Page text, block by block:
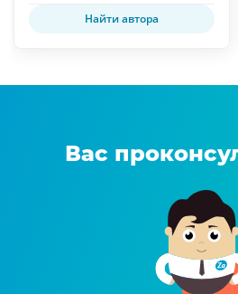
Найти автора
Вас